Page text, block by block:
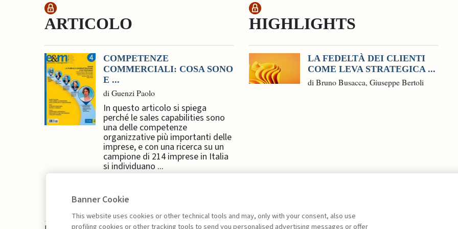
ARTICOLO
COMPETENZE
COMMERCIALI: COSA SONO
E ...
di Guenzi Paolo
In questo articolo si spiega
perché le sales capabilities sono
una delle competenze
organizzative più importanti delle
imprese, e con una ricerca su un
campione di 214 imprese in Italia
si individuano ...
HIGHLIGHTS
LA FEDELTÀ DEI CLIENTI
COME LEVA STRATEGICA ...
di Bruno Busacca, Giuseppe Bertoli
Banner Cookie
This website uses cookies or other technical tools and may, only with your consent, also use
profiling cookies or other tracking tools to send you personalised advertising messages or offer